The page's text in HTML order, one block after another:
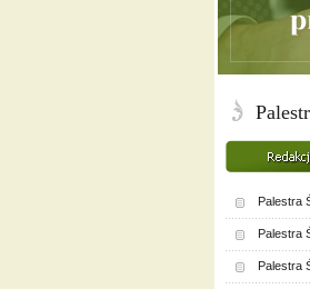
Palestra
Palestra
Palestra